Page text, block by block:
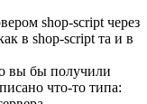
shop-script через
в shop-script та и в
вы бы получили
что-то типа: